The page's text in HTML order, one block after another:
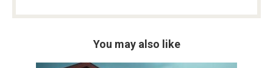
You may also like